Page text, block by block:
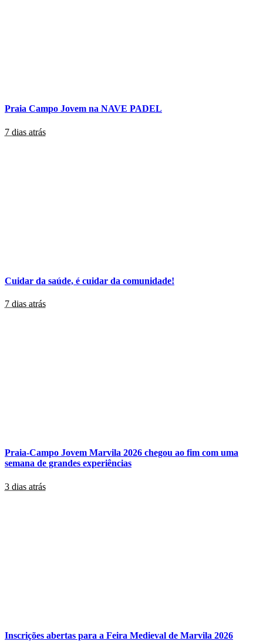
Praia Campo Jovem na NAVE PADEL
7 dias atrás
Cuidar da saúde, é cuidar da comunidade!
7 dias atrás
Praia-Campo Jovem Marvila 2026 chegou ao fim com uma
semana de grandes experiências
3 dias atrás
Inscrições abertas para a Feira Medieval de Marvila 2026